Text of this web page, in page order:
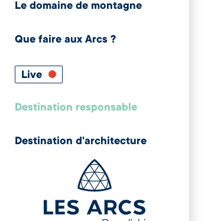
Le domaine de montagne
Que faire aux Arcs ?
Live
Destination responsable
Destination d'architecture